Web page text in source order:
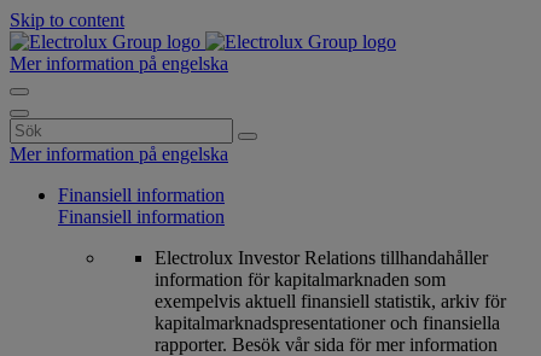
Skip to content
Mer information på engelska
Search
for:
Mer information på engelska
Finansiell information
Finansiell information
Electrolux Investor Relations tillhandahåller
information för kapitalmarknaden som
exempelvis aktuell finansiell statistik, arkiv för
kapitalmarknadspresentationer och finansiella
rapporter. Besök vår sida för mer information